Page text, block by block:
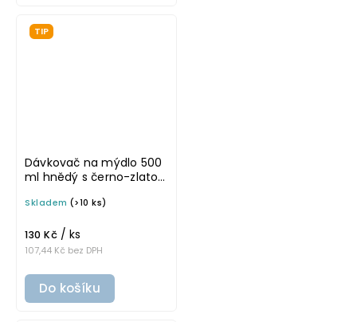
TIP
Dávkovač na mýdlo 500
ml hnědý s černo-zlatou
Skladem (>10 ks)
107,44 Kč bez DPH
130 Kč / ks
Do košíku